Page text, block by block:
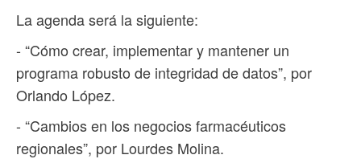
La agenda será la siguiente:
- “Cómo crear, implementar y mantener un
programa robusto de integridad de datos”, por
Orlando López.
- “Cambios en los negocios farmacéuticos
regionales”, por Lourdes Molina.